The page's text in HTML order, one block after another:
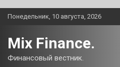
Перейти
Понедельник, 10 августа, 2026
Mix Finance.
Финансовый вестник.